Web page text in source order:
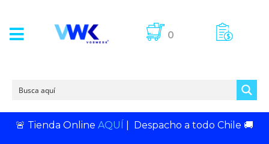
0
🚨 Tienda Online AQUÍ Despacho a todo Chile 🚚